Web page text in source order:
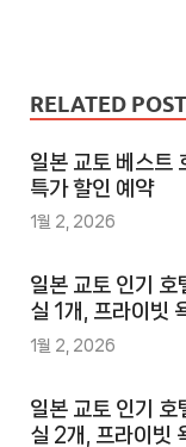
RELATED
일본 교토 베스트
특가 할인 예약
1월 2, 2026
일본 교토 인기
실 1개, 프라이빗
1월 2, 2026
일본 교토 인기
실 2개, 프라이빗